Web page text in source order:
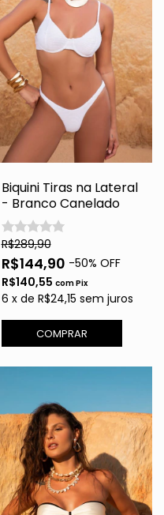
Biquini Tiras na Lateral
- Branco Canelado
R$289,90
R$144,90 -50% OFF
R$140,55 comPix
6 x de R$24,15 sem juros
COMPRAR